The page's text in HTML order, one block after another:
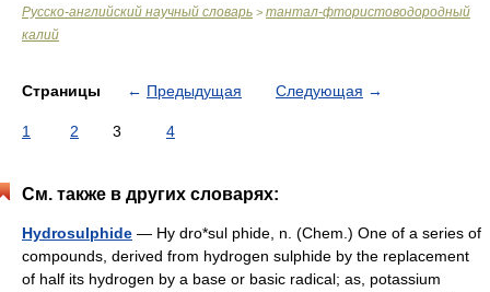
Русско-английский научный словарь > тантал-фтористоводородный
калий
Страницы ← Предыдущая Следующая →
1 2 3 4
См. также в других словарях:
Hydrosulphide — Hy dro*sul phide, n. (Chem.) One of a series of
compounds, derived from hydrogen sulphide by the replacement
of half its hydrogen by a base or basic radical; as, potassium